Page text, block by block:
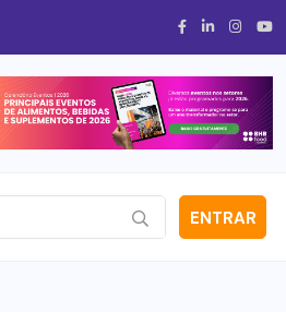
ENTRAR